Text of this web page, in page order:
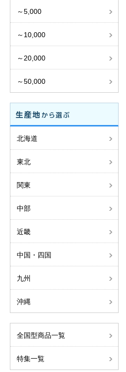
～5,000
～10,000
～20,000
～50,000
北海道
東北
関東
中部
近畿
中国・四国
九州
沖縄
全国型商品一覧
特集一覧